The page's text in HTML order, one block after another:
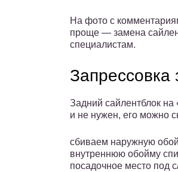
На фото с
проще — замена
специалистам.
Запрессовка
Задний сайлентблок
и не нужен, его можно
сбиваем наружную
внутреннюю обойму
посадочное место под